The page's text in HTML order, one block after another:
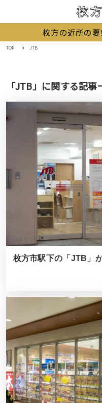
枚方の近所の
TOP JTB
「JTB」に関する記事
枚方市駅下の「JTB」